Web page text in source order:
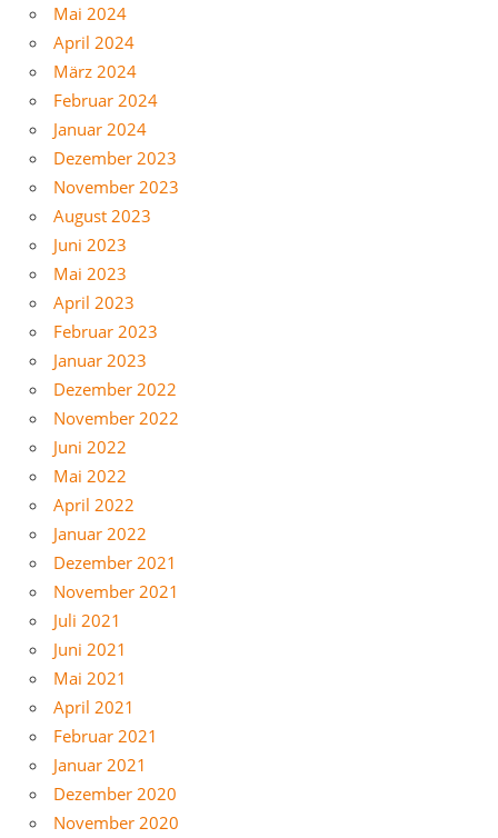
Mai 2024
April 2024
März 2024
Februar 2024
Januar 2024
Dezember 2023
November 2023
August 2023
Juni 2023
Mai 2023
April 2023
Februar 2023
Januar 2023
Dezember 2022
November 2022
Juni 2022
Mai 2022
April 2022
Januar 2022
Dezember 2021
November 2021
Juli 2021
Juni 2021
Mai 2021
April 2021
Februar 2021
Januar 2021
Dezember 2020
November 2020